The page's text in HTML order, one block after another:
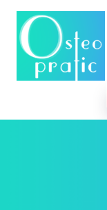
Aller
contenu